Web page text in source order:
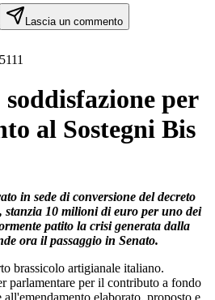
Lascia un commento
5111
per
al Sostegni Bis
in sede di conversione del decreto
stanzia 10 milioni di euro per uno dei
patito la crisi generata dalla
ora il passaggio in Senato.
brassicolo artigianale italiano.
parlamentare per il contributo a fondo
elaborato, proposto e